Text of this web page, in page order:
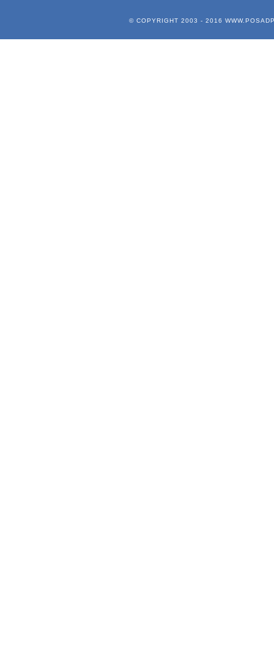
© COPYRIGHT 2003 - 2016